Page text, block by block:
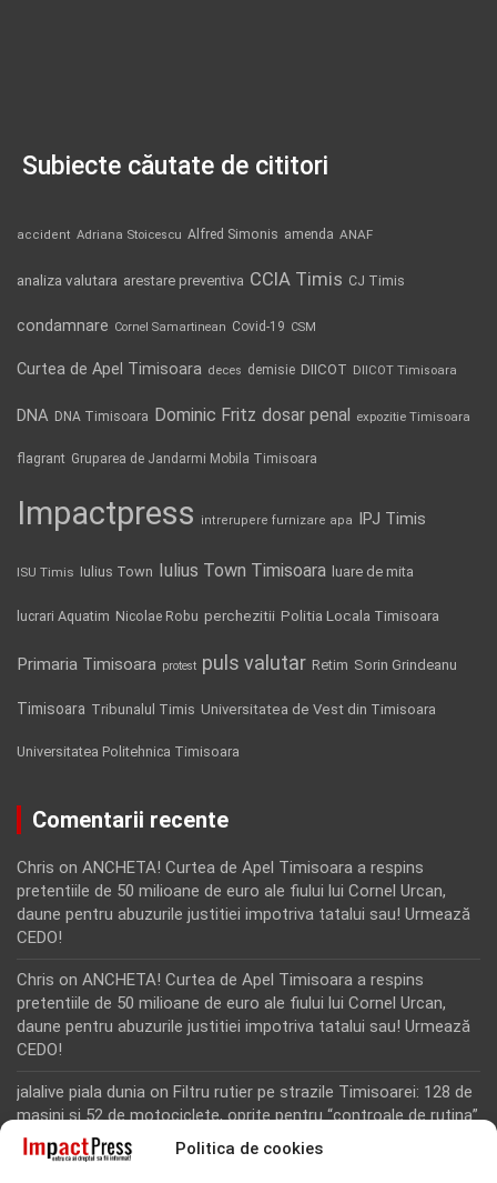
Politica de cookies
Subiecte căutate de cititori
accident Adriana Stoicescu Alfred Simonis amenda ANAF
analiza valutara arestare preventiva CCIA Timis CJ Timis
condamnare Cornel Samartinean Covid-19 CSM
Curtea de Apel Timisoara deces demisie DIICOT DIICOT Timisoara
DNA DNA Timisoara Dominic Fritz dosar penal expozitie Timisoara
flagrant Gruparea de Jandarmi Mobila Timisoara
Impactpress intrerupere furnizare apa IPJ Timis
ISU Timis Iulius Town Iulius Town Timisoara luare de mita
lucrari Aquatim Nicolae Robu perchezitii Politia Locala Timisoara
Primaria Timisoara protest puls valutar Retim Sorin Grindeanu
Timisoara Tribunalul Timis Universitatea de Vest din Timisoara
Universitatea Politehnica Timisoara
Comentarii recente
Chris on ANCHETA! Curtea de Apel Timisoara a respins
pretentiile de 50 milioane de euro ale fiului lui Cornel Urcan,
daune pentru abuzurile justitiei impotriva tatalui sau! Urmează
CEDO!
Chris on ANCHETA! Curtea de Apel Timisoara a respins
pretentiile de 50 milioane de euro ale fiului lui Cornel Urcan,
daune pentru abuzurile justitiei impotriva tatalui sau! Urmează
CEDO!
jalalive piala dunia on Filtru rutier pe strazile Timisoarei: 128 de
masini si 52 de motociclete, oprite pentru “controale de rutina”
Rodion Camatoritul on Inca un martor din dosarul fraudei cu